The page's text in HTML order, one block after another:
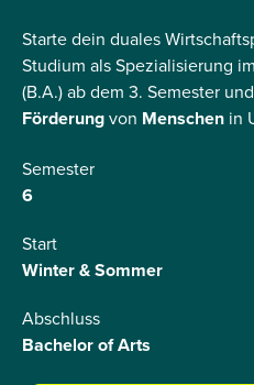
Starte dein duales
Studium als Spezialisierung
(B.A.) ab dem 3. Semester
Förderung von Menschen in
Semester
6
Start
Winter & Sommer
Abschluss
Bachelor of Arts